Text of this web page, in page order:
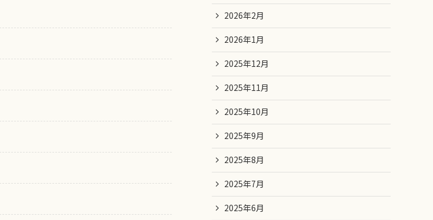
2026年2月
2026年1月
2025年12月
2025年11月
2025年10月
2025年9月
2025年8月
2025年7月
2025年6月